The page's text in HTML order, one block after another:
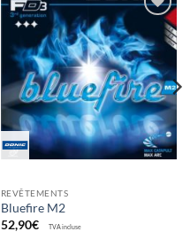
Ajouter
aux
souhaits
REVÊTEMENTS
Bluefire M2
52,90€ TVA incluse